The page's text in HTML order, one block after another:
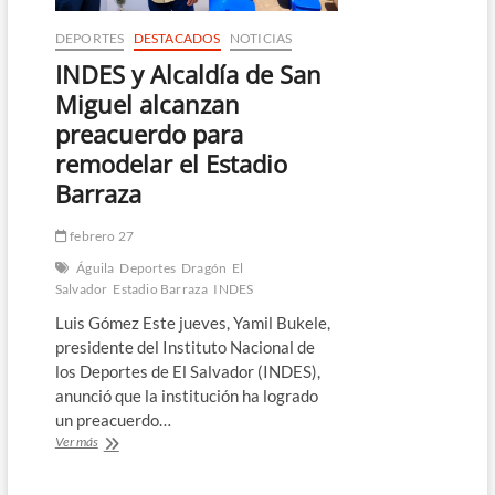
DEPORTES DESTACADOS NOTICIAS
INDES y Alcaldía de San
Miguel alcanzan
preacuerdo para
remodelar el Estadio
Barraza
febrero 27
Águila Deportes Dragón El
Salvador Estadio Barraza INDES
Luis Gómez Este jueves, Yamil Bukele,
presidente del Instituto Nacional de
los Deportes de El Salvador (INDES),
anunció que la institución ha logrado
un preacuerdo…
Ver másINDES